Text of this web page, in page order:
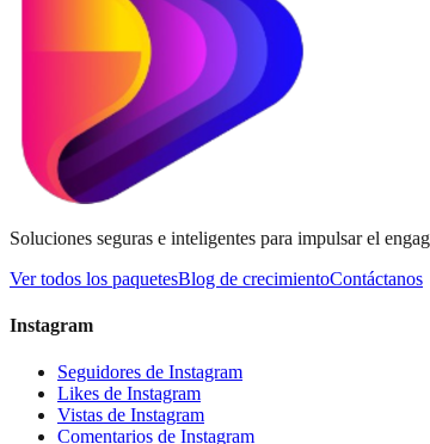
Soluciones seguras e inteligentes para impulsar el
Ver todos los paquetesBlog de crecimientoContáctanos
Instagram
Seguidores de Instagram
Likes de Instagram
Vistas de Instagram
Comentarios de Instagram